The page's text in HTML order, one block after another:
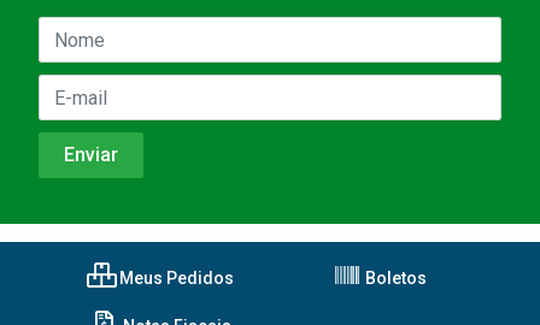
Meus Pedidos Boletos